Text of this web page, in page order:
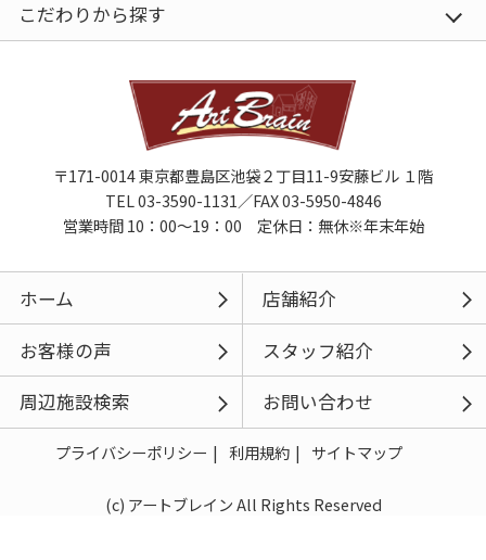
こだわりから探す
〒171-0014 東京都豊島区池袋２丁目11-9安藤ビル １階
TEL 03-3590-1131／FAX 03-5950-4846
営業時間 10：00～19：00 定休日：無休※年末年始
ホーム
店舗紹介
お客様の声
スタッフ紹介
周辺施設検索
お問い合わせ
プライバシーポリシー 利用規約 サイトマップ
(c) アートブレイン All Rights Reserved